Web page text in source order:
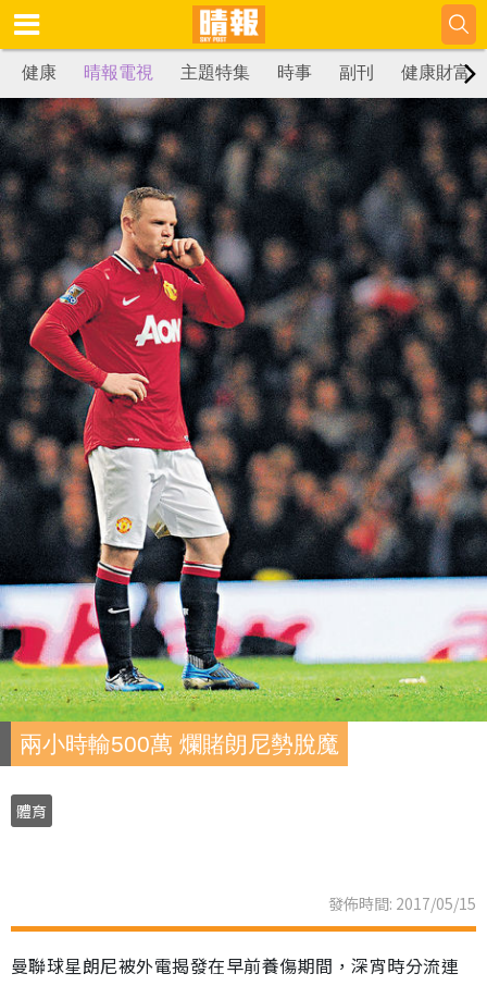
健康 晴報電視 主題特集 時事 副刊 健康財富
兩小時輸500萬 爛賭朗尼勢脫魔
體育
發佈時間: 2017/05/15
曼聯球星朗尼被外電揭發在早前養傷期間，深宵時分流連